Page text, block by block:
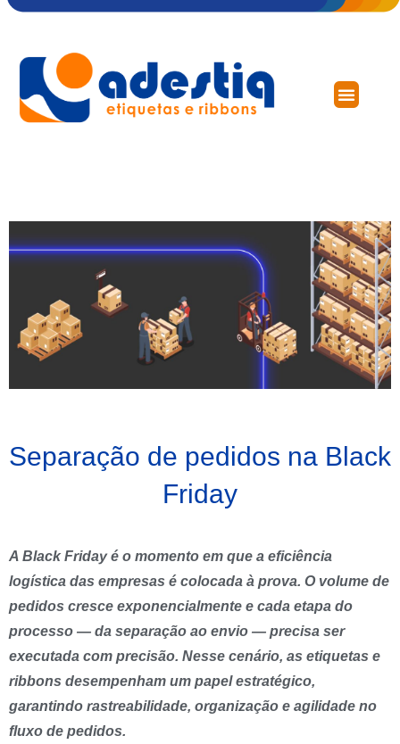
Separação de pedidos na Black
Friday
A Black Friday é o momento em que a eficiência
logística das empresas é colocada à prova. O volume de
pedidos cresce exponencialmente e cada etapa do
processo — da separação ao envio — precisa ser
executada com precisão. Nesse cenário, as etiquetas e
ribbons desempenham um papel estratégico,
garantindo rastreabilidade, organização e agilidade no
fluxo de pedidos.